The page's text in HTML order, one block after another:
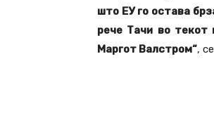
што ЕУ го остава
рече Тачи во текот
Маргот Валстром“,